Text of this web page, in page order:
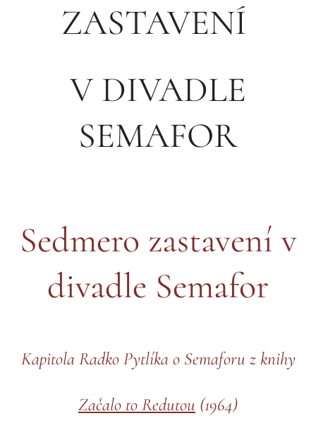
ZASTAVENÍ
V DIVADLE
SEMAFOR
Sedmero zastavení v
divadle Semafor
Kapitola Radko Pytlíka o Semaforu z knihy
Začalo to Redutou (1964)